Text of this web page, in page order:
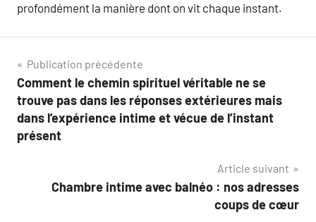
profondément la manière dont on vit chaque instant.
Navigation
de
l’article
Publication précédente
Comment le chemin spirituel véritable ne se
trouve pas dans les réponses extérieures mais
dans l’expérience intime et vécue de l’instant
présent
Article suivant
Chambre intime avec balnéo : nos adresses
coups de cœur